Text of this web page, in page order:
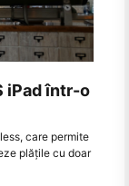
iPad într-o
care permite
plățile cu doar